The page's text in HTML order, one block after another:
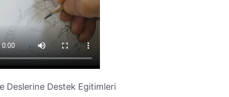
Deslerine Destek Egitimleri